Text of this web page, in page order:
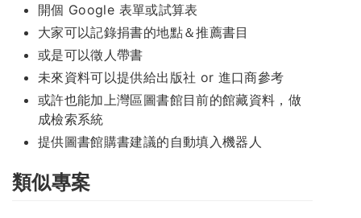
開個 Google 表單或試算表
大家可以記錄捐書的地點＆推薦書目
或是可以徵人帶書
未來資料可以提供給出版社 or 進口商參考
或許也能加上灣區圖書館目前的館藏資料，做
成檢索系統
提供圖書館購書建議的自動填入機器人
類似專案